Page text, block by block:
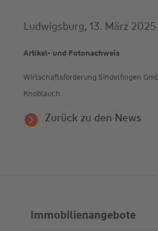
Ludwigsburg, 13. März 2025
Artikel- und Fotonachweis
Wirtschaftsförderung Sindelfingen
Knoblauch
Zurück zu den News
Immobilienangebote